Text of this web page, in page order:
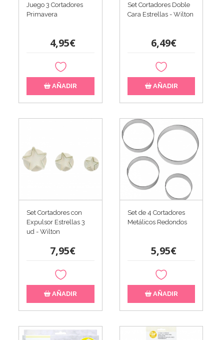
Juego 3 Cortadores
Primavera
4,95€
AÑADIR
Set Cortadores Doble
Cara Estrellas - Wilton
6,49€
AÑADIR
Set Cortadores con
Expulsor Estrellas 3
ud - Wilton
7,95€
AÑADIR
Set de 4 Cortadores
Metálicos Redondos
5,95€
AÑADIR